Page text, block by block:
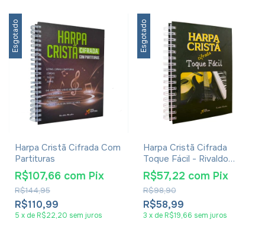
Esgotado
Harpa Cristã Cifrada Com
Partituras
R$110,99
R$144,95
R$107,66 com Pix
5 x de R$22,20 sem juros
Esgotado
Harpa Cristã Cifrada
Toque Fácil - Rivaldo
Mendes
R$58,99
R$98,90
R$57,22 com Pix
3 x de R$19,66 sem juros